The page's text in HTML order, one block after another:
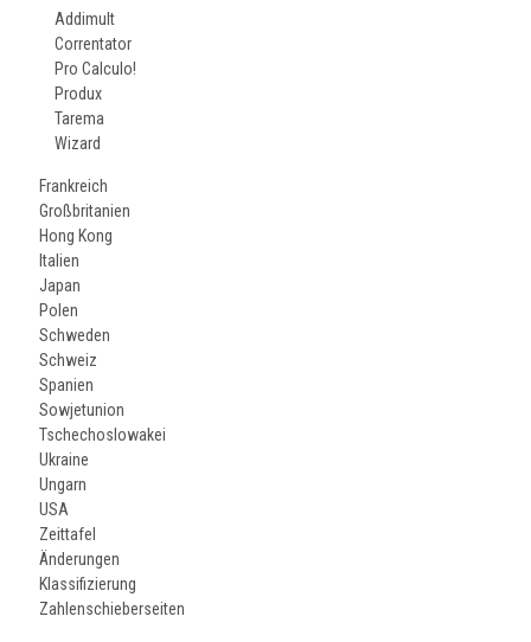
Addimult
Correntator
Pro Calculo!
Produx
Tarema
Wizard
Frankreich
Großbritanien
Hong Kong
Italien
Japan
Polen
Schweden
Schweiz
Spanien
Sowjetunion
Tschechoslowakei
Ukraine
Ungarn
USA
Zeittafel
Änderungen
Klassifizierung
Zahlenschieberseiten